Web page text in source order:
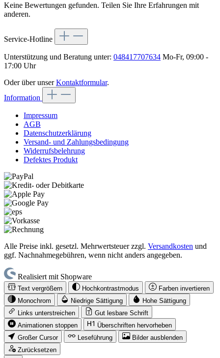
Keine Bewertungen gefunden. Teilen Sie Ihre Erfahrungen mit
anderen.
Service-Hotline
Unterstützung und Beratung unter: 048417707634 Mo-Fr, 09:00 -
17:00 Uhr
Oder über unserKontaktformular.
Information
Impressum
AGB
Datenschutzerklärung
Versand- und Zahlungsbedingung
Widerrufsbelehrung
Defektes Produkt
Alle Preise inkl. gesetzl. Mehrwertsteuer zzgl. Versandkosten und
ggf. Nachnahmegebühren, wenn nicht anders angegeben.
Realisiert mit Shopware
Text vergrößern Hochkontrastmodus
Farben invertieren
Monochrom
Niedrige Sättigung
Hohe Sättigung
Links unterstreichen
Gut lesbare Schrift
Animationen stoppen
Überschriften hervorheben
Großer Cursor
Leseführung
Bilder ausblenden
Zurücksetzen